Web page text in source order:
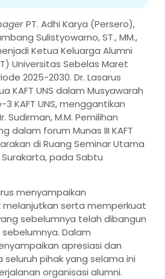
PT. Adhi Karya (Persero),
Sulistyowarno, ST., MM.,
Ketua Keluarga Alumni
Universitas Sebelas Maret
2025-2030. Dr. Lasarus
KAFT UNS dalam Musyawarah
KAFT UNS, menggantikan
Sudirman, M.M. Pemilihan
dalam forum Munas III KAFT
di Ruang Seminar Utama
Surakarta, pada Sabtu
menyampaikan
serta memperkuat
sebelumnya telah dibangun
Dalam
apresiasi dan
pihak yang selama ini
organisasi alumni.